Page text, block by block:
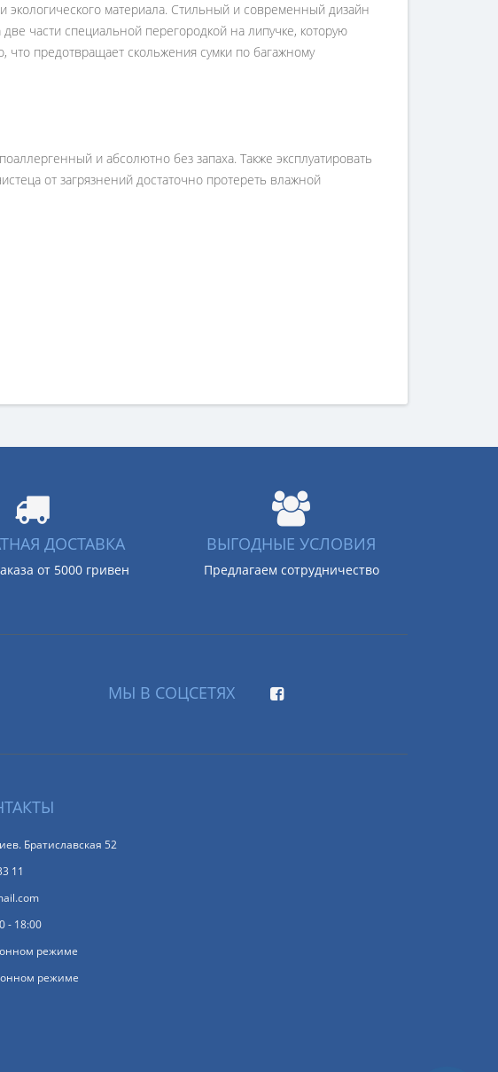
экологического материала. Стильный и современный дизайн
части специальной перегородкой на липучке, которую
предотвращает скольжения сумки по багажному
и абсолютно без запаха. Также эксплуатировать
от загрязнений достаточно протереть влажной
ДОСТАВКА
от 5000 гривен
ВЫГОДНЫЕ УСЛОВИЯ
Предлагаем сотрудничество
МЫ В СОЦСЕТЯХ
Братиславская 52
11
- 18:00
режиме
режиме